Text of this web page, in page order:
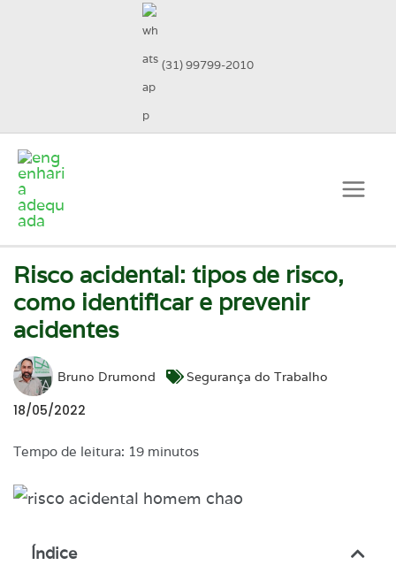
(31) 99799-2010
Risco acidental: tipos de risco,
como identificar e prevenir
acidentes
Bruno Drumond Segurança do Trabalho
18/05/2022
Tempo de leitura: 19 minutos
Índice